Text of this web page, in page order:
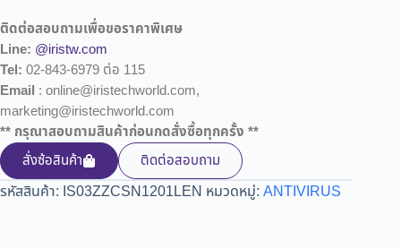
ติดต่อสอบถามเพื่อขอราคาพิเศษ
Line: @iristw.com
Tel: 02-843-6979 ต่อ 115
Email : online@iristechworld.com,
marketing@iristechworld.com
** กรุณาสอบถามสินค้าก่อนกดสั่งซื้อทุกครั้ง **
สั่งซ้อสินค้า
ติดต่อสอบถาม
รหัสสินค้า: IS03ZZCSN1201LEN หมวดหมู่: ANTIVIRUS